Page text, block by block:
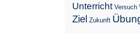
Unterricht Versuch
Ziel Zukunft